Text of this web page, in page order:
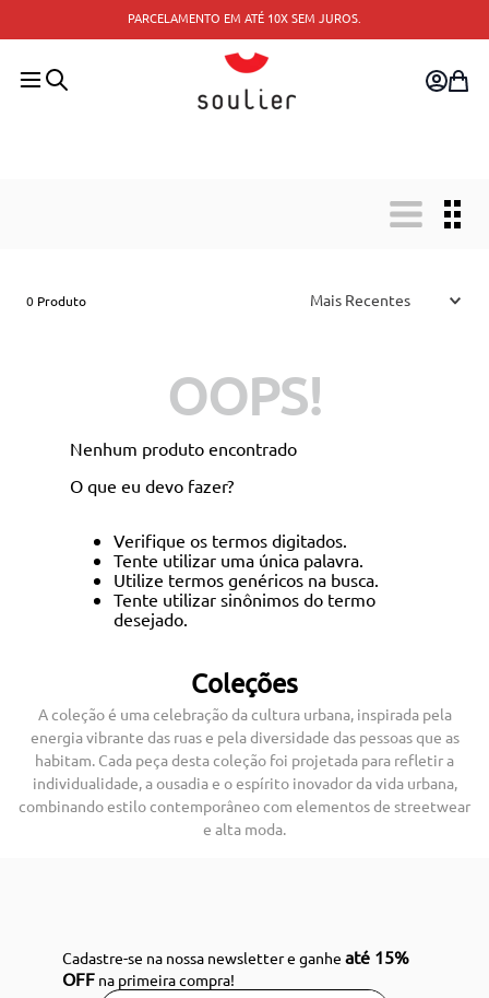
PARCELAMENTO EM ATÉ 10X SEM JUROS.
0 Produto Mais Recentes
OOPS!
Nenhum produto encontrado
O que eu devo fazer?
Verifique os termos digitados.
Tente utilizar uma única palavra.
Utilize termos genéricos na busca.
Tente utilizar sinônimos do termo
desejado.
Coleções
A coleção é uma celebração da cultura urbana, inspirada pela
energia vibrante das ruas e pela diversidade das pessoas que as
habitam. Cada peça desta coleção foi projetada para refletir a
individualidade, a ousadia e o espírito inovador da vida urbana,
combinando estilo contemporâneo com elementos de streetwear
e alta moda.
Cadastre-se na nossa newsletter e ganheaté 15%
OFF na primeira compra!